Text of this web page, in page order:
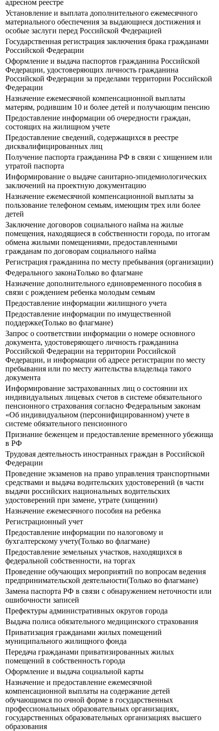
адресном реестре
Установление и выплата дополнительного ежемесячного
материального обеспечения за выдающиеся достижения и
особые заслуги перед Российской Федерацией
Государственная регистрация заключения брака гражданами
Российской Федерации
Оформление и выдача паспортов гражданина Российской
Федерации, удостоверяющих личность гражданина
Российской Федерации за пределами территории Российской
Федерации
Назначение ежемесячной компенсационной выплаты
матерям, родившим 10 и более детей и получающим пенсию
Предоставление информации об очередности граждан,
состоящих на жилищном учете
Предоставление сведений, содержащихся в реестре
дисквалифицированных лиц
Получение паспорта гражданина РФ в связи с хищением или
утратой паспорта
Информирование о выдаче санитарно-эпидемиологических
заключений на проектную документацию
Назначение ежемесячной компенсационной выплаты за
пользование телефоном семьям, имеющим трех или более
детей
Заключение договоров социального найма на жилые
помещения, находящиеся в собственности города, по итогам
обмена жилыми помещениями, предоставленными
гражданам по договорам социального найма
Регистрация гражданина по месту пребывания (организации)
Федерального законаТолько во флагмане
Назначение дополнительного единовременного пособия в
связи с рождением ребенка молодым семьям
Предоставление информации жилищного учета
Предоставление информации по имущественной
поддержке(Только во флагмане)
Запрос о соответствии информации о номере основного
документа, удостоверяющего личность гражданина
Российской Федерации на территории Российской
Федерации, и информации об адресе регистрации по месту
пребывания или по месту жительства владельца такого
документа
Информирование застрахованных лиц о состоянии их
индивидуальных лицевых счетов в системе обязательного
пенсионного страхования согласно Федеральным законам
«Об индивидуальном (персонифицированном) учете в
системе обязательного пенсионного
Признание беженцем и предоставление временного убежища
в РФ
Трудовая деятельность иностранных граждан в Российской
Федерации
Прoведение экзаменов на право управления транспортными
средствами и выдача водительских удостоверений (в части
выдачи российских национальных водительских
удостоверений при замене, утрате (хищении)
Назначение ежемесячного пособия на ребенка
Регистрационный учет
Предоставление информации по налоговому и
бухгалтерскому учету(Только во флагмане)
Предоставление земельных участков, находящихся в
федеральной собственности, на торгах
Проведение обучающих мероприятий по вопросам ведения
предпринимательской деятельности(Только во флагмане)
Замена паспорта РФ в связи с обнаружением неточности или
ошибочности записей
Префектуры административных округов города
Выдача полиса обязательного медицинского страхования
Приватизация гражданами жилых помещений
муниципального жилищного фонда
Передача гражданами приватизированных жилых
помещений в собственность города
Оформление и выдача социальной карты
Назначение и предоставление ежемесячной
компенсационной выплаты на содержание детей
обучающимся по очной форме в государственных
профессиональных образовательных организациях,
государственных образовательных организациях высшего
образования